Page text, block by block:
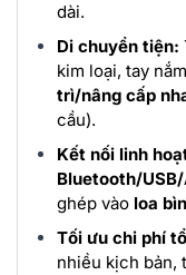
dài.
Di chuyển tiện:
kim loại, tay
trì/nâng cấp
cầu).
Kết nối linh
Bluetooth/
ghép vào loa
Tối ưu chi phí
nhiều kịch bản,